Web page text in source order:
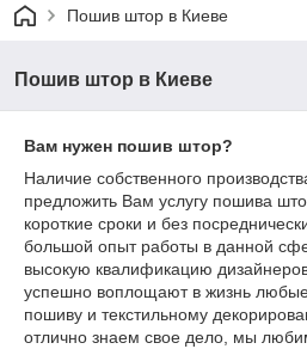
Пошив штор в Киеве
Пошив штор в Киеве
Вам нужен пошив штор?
Наличие собственного
предложить Вам услугу пошива
короткие сроки и без
большой опыт работы в данной
высокую квалификацию
успешно воплощают в жизнь
пошиву и текстильному
отлично знаем свое дело, мы